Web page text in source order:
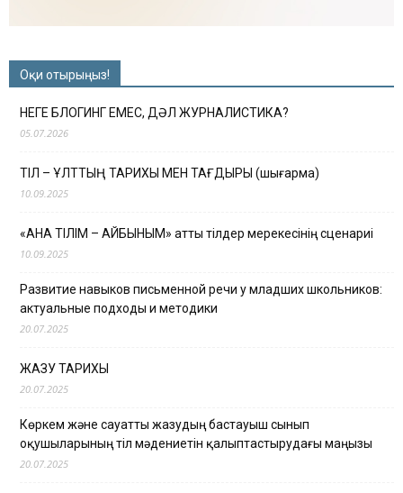
Оқи отырыңыз!
НЕГЕ БЛОГИНГ ЕМЕС, ДӘЛ ЖУРНАЛИСТИКА?
05.07.2026
ТІЛ – ҰЛТТЫҢ ТАРИХЫ МЕН ТАҒДЫРЫ (шығарма)
10.09.2025
«АНА ТІЛІМ – АЙБЫНЫМ» атты тілдер мерекесінің сценариі
10.09.2025
Развитие навыков письменной речи у младших школьников:
актуальные подходы и методики
20.07.2025
ЖАЗУ ТАРИХЫ
20.07.2025
Көркем және сауатты жазудың бастауыш сынып
оқушыларының тіл мәдениетін қалыптастырудағы маңызы
20.07.2025